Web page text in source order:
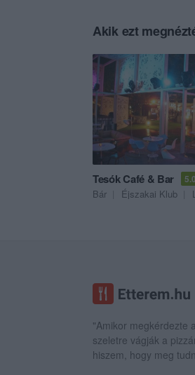
Akik ezt
Tesók Café & Bar 5.0
Bár Éjszakai Klub
"Amikor megkérdezte
szeletre vágják a
hiszem, hogy meg